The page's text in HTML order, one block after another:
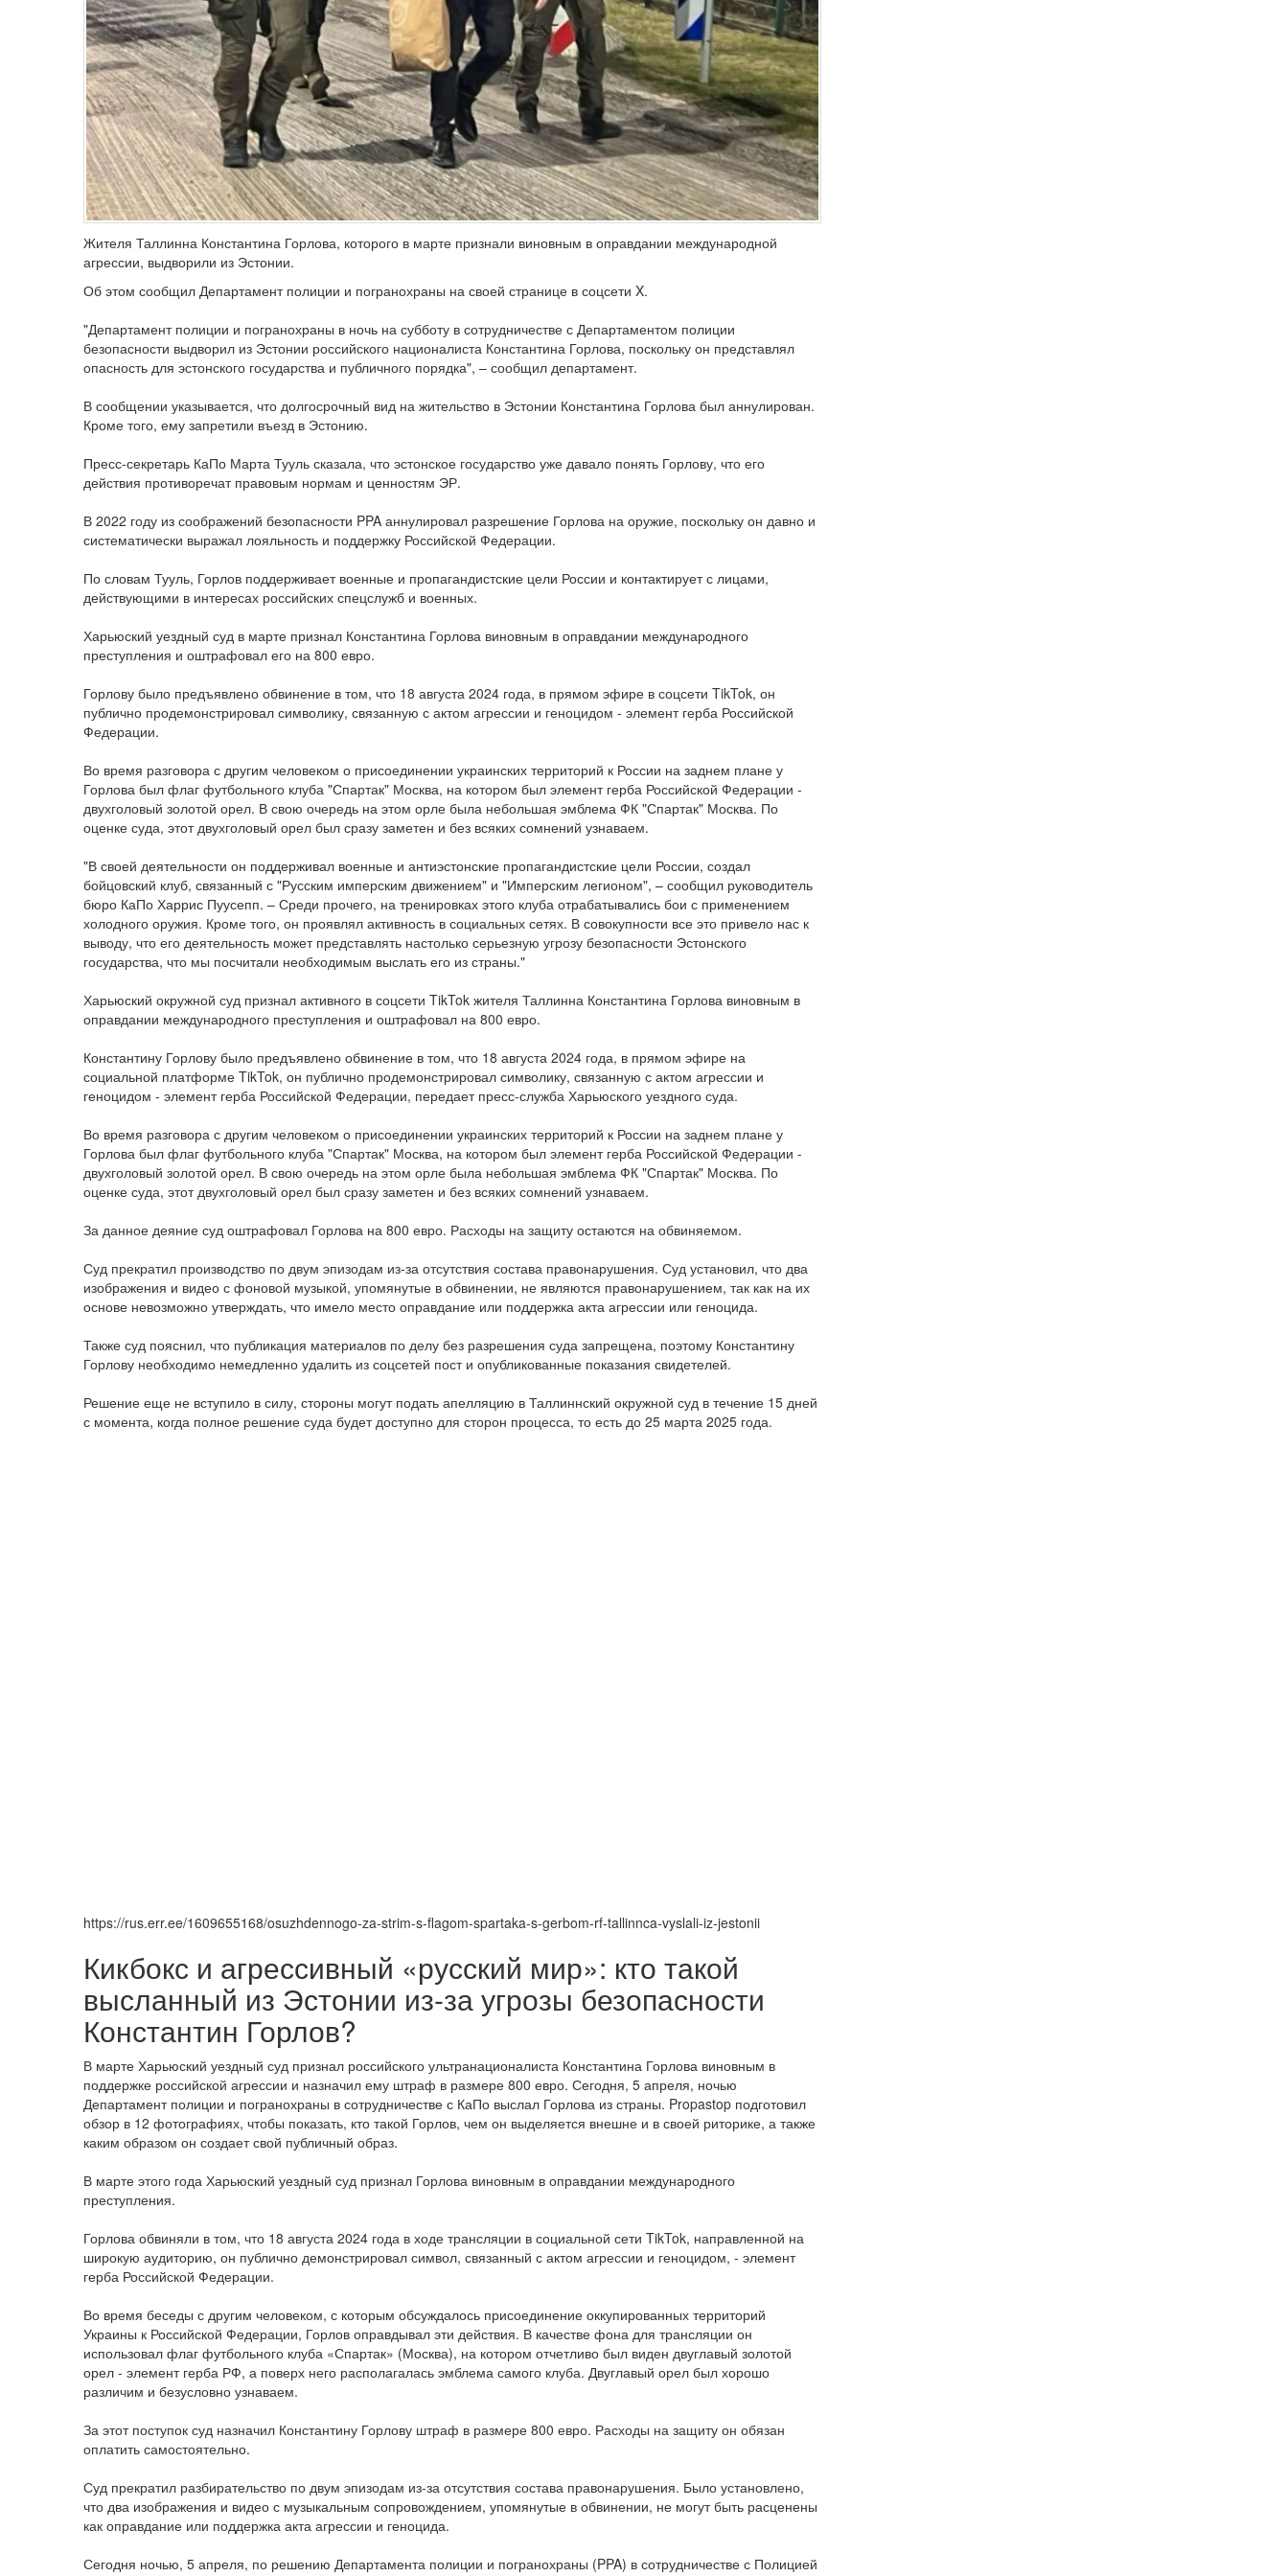
Жителя Таллинна Константина Горлова, которого в марте признали виновным в оправдании международной
агрессии, выдворили из Эстонии.
Об этом сообщил Департамент полиции и погранохраны на своей странице в соцсети X.
"Департамент полиции и погранохраны в ночь на субботу в сотрудничестве с Департаментом полиции
безопасности выдворил из Эстонии российского националиста Константина Горлова, поскольку он представлял
опасность для эстонского государства и публичного порядка", – сообщил департамент.
В сообщении указывается, что долгосрочный вид на жительство в Эстонии Константина Горлова был аннулирован.
Кроме того, ему запретили въезд в Эстонию.
Пресс-секретарь КаПо Марта Тууль сказала, что эстонское государство уже давало понять Горлову, что его
действия противоречат правовым нормам и ценностям ЭР.
В 2022 году из соображений безопасности PPA аннулировал разрешение Горлова на оружие, поскольку он давно и
систематически выражал лояльность и поддержку Российской Федерации.
По словам Тууль, Горлов поддерживает военные и пропагандистские цели России и контактирует с лицами,
действующими в интересах российских спецслужб и военных.
Харьюский уездный суд в марте признал Константина Горлова виновным в оправдании международного
преступления и оштрафовал его на 800 евро.
Горлову было предъявлено обвинение в том, что 18 августа 2024 года, в прямом эфире в соцсети TikTok, он
публично продемонстрировал символику, связанную с актом агрессии и геноцидом - элемент герба Российской
Федерации.
Во время разговора с другим человеком о присоединении украинских территорий к России на заднем плане у
Горлова был флаг футбольного клуба "Спартак" Москва, на котором был элемент герба Российской Федерации -
двухголовый золотой орел. В свою очередь на этом орле была небольшая эмблема ФК "Спартак" Москва. По
оценке суда, этот двухголовый орел был сразу заметен и без всяких сомнений узнаваем.
"В своей деятельности он поддерживал военные и антиэстонские пропагандистские цели России, создал
бойцовский клуб, связанный с "Русским имперским движением" и "Имперским легионом", – сообщил руководитель
бюро КаПо Харрис Пуусепп. – Среди прочего, на тренировках этого клуба отрабатывались бои с применением
холодного оружия. Кроме того, он проявлял активность в социальных сетях. В совокупности все это привело нас к
выводу, что его деятельность может представлять настолько серьезную угрозу безопасности Эстонского
государства, что мы посчитали необходимым выслать его из страны."
Харьюский окружной суд признал активного в соцсети TikTok жителя Таллинна Константина Горлова виновным в
оправдании международного преступления и оштрафовал на 800 евро.
Константину Горлову было предъявлено обвинение в том, что 18 августа 2024 года, в прямом эфире на
социальной платформе TikTok, он публично продемонстрировал символику, связанную с актом агрессии и
геноцидом - элемент герба Российской Федерации, передает пресс-служба Харьюского уездного суда.
Во время разговора с другим человеком о присоединении украинских территорий к России на заднем плане у
Горлова был флаг футбольного клуба "Спартак" Москва, на котором был элемент герба Российской Федерации -
двухголовый золотой орел. В свою очередь на этом орле была небольшая эмблема ФК "Спартак" Москва. По
оценке суда, этот двухголовый орел был сразу заметен и без всяких сомнений узнаваем.
За данное деяние суд оштрафовал Горлова на 800 евро. Расходы на защиту остаются на обвиняемом.
Суд прекратил производство по двум эпизодам из-за отсутствия состава правонарушения. Суд установил, что два
изображения и видео с фоновой музыкой, упомянутые в обвинении, не являются правонарушением, так как на их
основе невозможно утверждать, что имело место оправдание или поддержка акта агрессии или геноцида.
Также суд пояснил, что публикация материалов по делу без разрешения суда запрещена, поэтому Константину
Горлову необходимо немедленно удалить из соцсетей пост и опубликованные показания свидетелей.
Решение еще не вступило в силу, стороны могут подать апелляцию в Таллиннский окружной суд в течение 15 дней
с момента, когда полное решение суда будет доступно для сторон процесса, то есть до 25 марта 2025 года.
https://rus.err.ee/1609655168/osuzhdennogo-za-strim-s-flagom-spartaka-s-gerbom-rf-tallinnca-vyslali-iz-jestonii
Кикбокс и агрессивный «русский мир»: кто такой
высланный из Эстонии из-за угрозы безопасности
Константин Горлов?
В марте Харьюский уездный суд признал российского ультранационалиста Константина Горлова виновным в
поддержке российской агрессии и назначил ему штраф в размере 800 евро. Сегодня, 5 апреля, ночью
Департамент полиции и погранохраны в сотрудничестве с КаПо выслал Горлова из страны. Propastop подготовил
обзор в 12 фотографиях, чтобы показать, кто такой Горлов, чем он выделяется внешне и в своей риторике, а также
каким образом он создает свой публичный образ.
В марте этого года Харьюский уездный суд признал Горлова виновным в оправдании международного
преступления.
Горлова обвиняли в том, что 18 августа 2024 года в ходе трансляции в социальной сети TikTok, направленной на
широкую аудиторию, он публично демонстрировал символ, связанный с актом агрессии и геноцидом, - элемент
герба Российской Федерации.
Во время беседы с другим человеком, с которым обсуждалось присоединение оккупированных территорий
Украины к Российской Федерации, Горлов оправдывал эти действия. В качестве фона для трансляции он
использовал флаг футбольного клуба «Спартак» (Москва), на котором отчетливо был виден двуглавый золотой
орел - элемент герба РФ, а поверх него располагалась эмблема самого клуба. Двуглавый орел был хорошо
различим и безусловно узнаваем.
За этот поступок суд назначил Константину Горлову штраф в размере 800 евро. Расходы на защиту он обязан
оплатить самостоятельно.
Суд прекратил разбирательство по двум эпизодам из-за отсутствия состава правонарушения. Было установлено,
что два изображения и видео с музыкальным сопровождением, упомянутые в обвинении, не могут быть расценены
как оправдание или поддержка акта агрессии и геноцида.
Сегодня ночью, 5 апреля, по решению Департамента полиции и погранохраны (PPA) в сотрудничестве с Полицией